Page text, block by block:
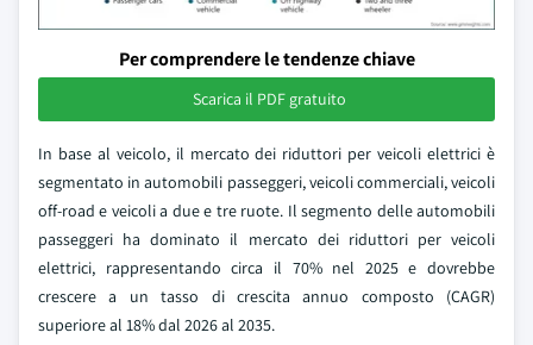
Per comprendere le tendenze chiave
Scarica il PDF gratuito
In base al veicolo, il mercato dei riduttori per veicoli elettrici è
segmentato in automobili passeggeri, veicoli commerciali, veicoli
off-road e veicoli a due e tre ruote. Il segmento delle automobili
passeggeri ha dominato il mercato dei riduttori per veicoli
elettrici, rappresentando circa il 70% nel 2025 e dovrebbe
crescere a un tasso di crescita annuo composto (CAGR)
superiore al 18% dal 2026 al 2035.